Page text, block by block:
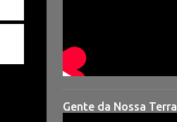
Gente da Nossa Terra